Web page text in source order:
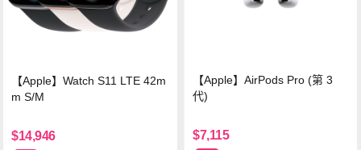
【Apple】Watch S11 LTE 42m
m S/M
$14,946
【Apple】AirPods Pro (第 3
代)
$7,115